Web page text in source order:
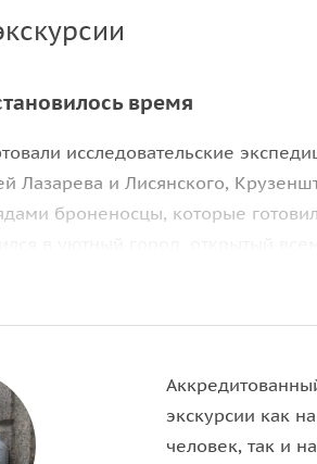
время
исследовательские
Лазарева и Лисянского,
броненосцы, которые
и как выглядит вблизи
Кронштадт за последние годы.
экскурсии как
человек, так и